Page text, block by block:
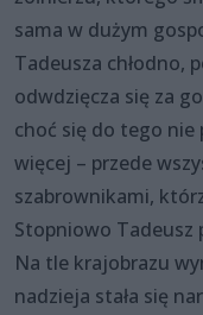
sama w dużym
Tadeusza chłodno,
odwdzięcza się za
choć się do tego nie
więcej – przede
szabrownikami,
Stopniowo Tadeusz
Na tle krajobrazu
nadzieja stała się